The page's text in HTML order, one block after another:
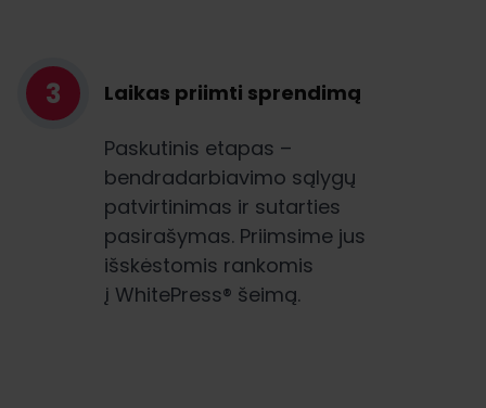
3 Laikas priimti sprendimą
Paskutinis etapas –
bendradarbiavimo sąlygų
patvirtinimas ir sutarties
pasirašymas. Priimsime jus
išskėstomis rankomis
į WhitePress® šeimą.